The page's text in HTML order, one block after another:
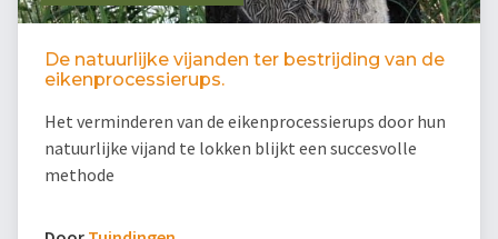
De natuurlijke vijanden ter bestrijding van de
eikenprocessierups.
Het verminderen van de eikenprocessierups door hun
natuurlijke vijand te lokken blijkt een succesvolle
methode